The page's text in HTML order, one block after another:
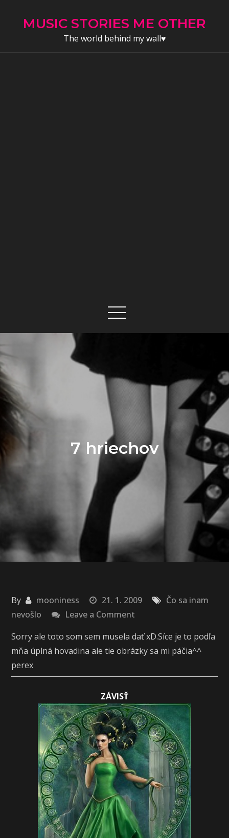
MUSIC STORIES ME OTHER
The world behind my wall♥
7 hriechov
By mooniness 21. 1. 2009
Čo sa inam
nevošlo
Leave a Comment
hriechov
Sorry ale toto som sem musela dať xD.Síce je to podľa
mňa úplná hovadina ale tie obrázky sa mi páčia^^
perex
ZÁVISŤ